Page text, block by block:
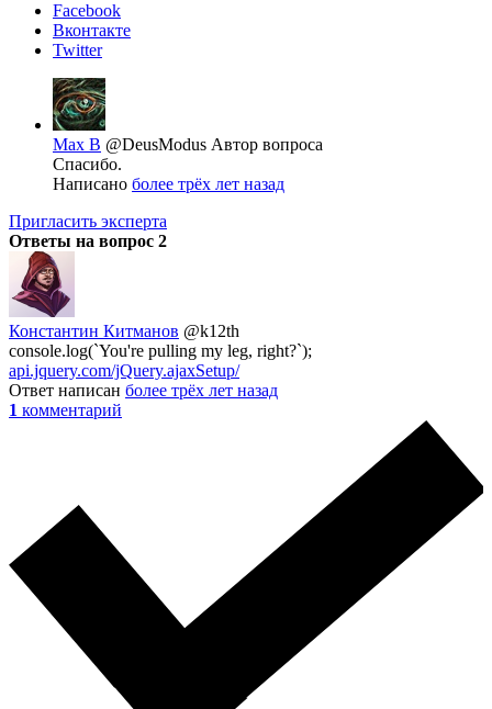
Facebook
Вконтакте
Twitter
Max B @DeusModus Автор вопроса
Спасибо.
Написано более трёх лет назад
Пригласить эксперта
Ответы на вопрос 2
Константин Китманов @k12th
console.log(`You're pulling my leg, right?`);
api.jquery.com/jQuery.ajaxSetup/
Ответ написан более трёх лет назад
1 комментарий